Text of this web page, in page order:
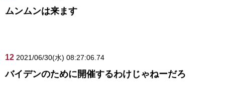
ムンムンは来ます
12 2021/06/30(水) 08:27:06.74
バイデンのために開催するわけじゃねーだろ